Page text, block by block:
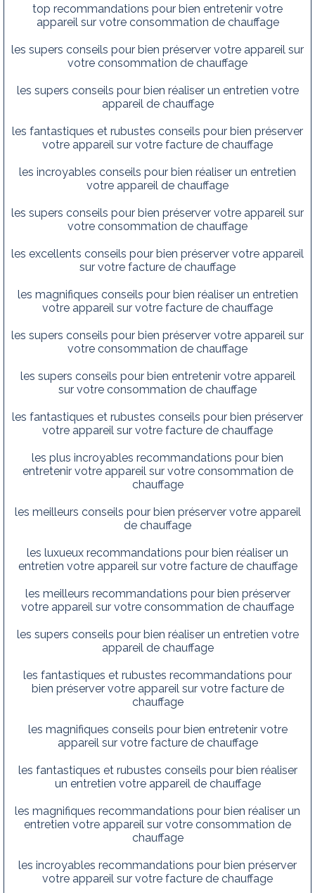
top recommandations pour bien entretenir votre
appareil sur votre consommation de chauffage
les supers conseils pour bien préserver votre appareil sur
votre consommation de chauffage
les supers conseils pour bien réaliser un entretien votre
appareil de chauffage
les fantastiques et rubustes conseils pour bien préserver
votre appareil sur votre facture de chauffage
les incroyables conseils pour bien réaliser un entretien
votre appareil de chauffage
les supers conseils pour bien préserver votre appareil sur
votre consommation de chauffage
les excellents conseils pour bien préserver votre appareil
sur votre facture de chauffage
les magnifiques conseils pour bien réaliser un entretien
votre appareil sur votre facture de chauffage
les supers conseils pour bien préserver votre appareil sur
votre consommation de chauffage
les supers conseils pour bien entretenir votre appareil
sur votre consommation de chauffage
les fantastiques et rubustes conseils pour bien préserver
votre appareil sur votre facture de chauffage
les plus incroyables recommandations pour bien
entretenir votre appareil sur votre consommation de
chauffage
les meilleurs conseils pour bien préserver votre appareil
de chauffage
les luxueux recommandations pour bien réaliser un
entretien votre appareil sur votre facture de chauffage
les meilleurs recommandations pour bien préserver
votre appareil sur votre consommation de chauffage
les supers conseils pour bien réaliser un entretien votre
appareil de chauffage
les fantastiques et rubustes recommandations pour
bien préserver votre appareil sur votre facture de
chauffage
les magnifiques conseils pour bien entretenir votre
appareil sur votre facture de chauffage
les fantastiques et rubustes conseils pour bien réaliser
un entretien votre appareil de chauffage
les magnifiques recommandations pour bien réaliser un
entretien votre appareil sur votre consommation de
chauffage
les incroyables recommandations pour bien préserver
votre appareil sur votre facture de chauffage